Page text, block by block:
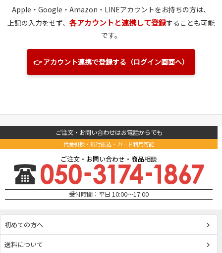
Apple・Google・Amazon ・LINEアカウントをお持ちの方は、
上記の入力をせず、 各アカウントと連携して登録することも可能
です。
👉 アカウント連携で登録する（ログイン画面へ）
ご注文・お問い合わせはお電話からでも
代金引換・銀行振込・カード利用可能
ご注文・お問い合わせ・商品相談
受付時間：平日 10:00～17:00
初めての方へ
送料について